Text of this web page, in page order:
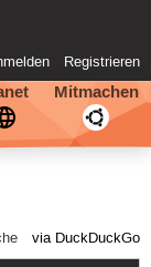
Registrieren
Mitmachen
via DuckDuckGo